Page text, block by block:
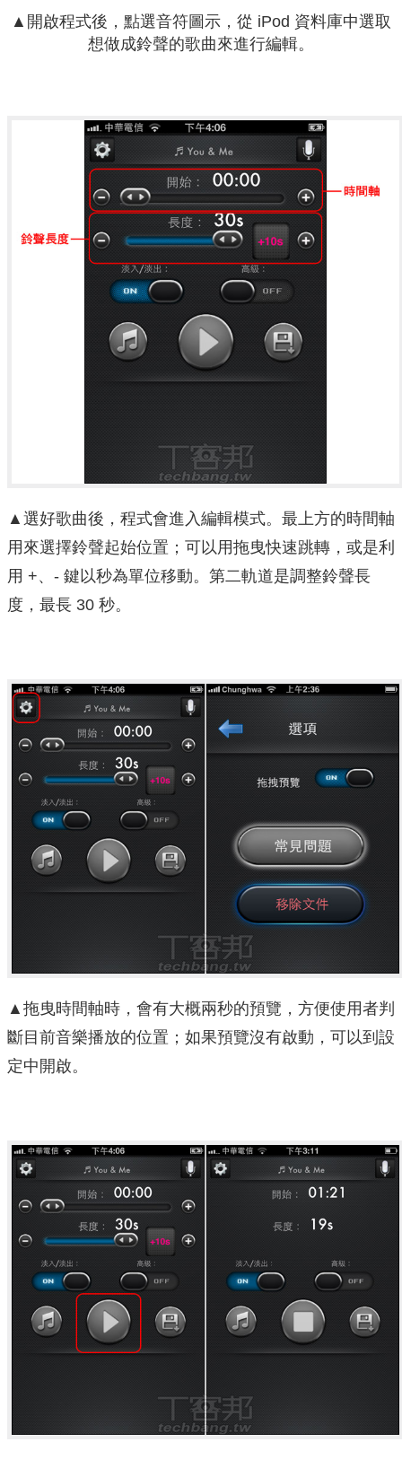
▲開啟程式後，點選音符圖示，從 iPod 資料庫中選取
想做成鈴聲的歌曲來進行編輯。
▲選好歌曲後，程式會進入編輯模式。最上方的時間軸
用來選擇鈴聲起始位置；可以用拖曳快速跳轉，或是利
用 +、- 鍵以秒為單位移動。第二軌道是調整鈴聲長
度，最長 30 秒。
▲拖曳時間軸時，會有大概兩秒的預覽，方便使用者判
斷目前音樂播放的位置；如果預覽沒有啟動，可以到設
定中開啟。